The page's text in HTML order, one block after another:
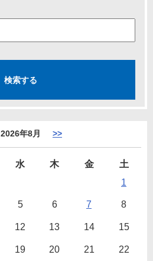
2026年8月 >>
水 木 金
土
1
5 6 7 8
12 13 14 15
19 20 21 22